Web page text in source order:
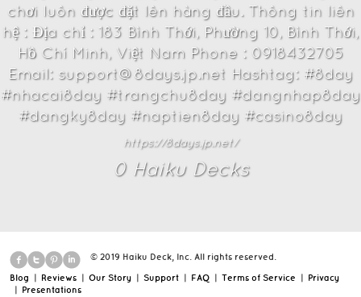
chơi luôn được đặt lên hàng đầu. Thông tin liên
hệ : Địa chỉ : 183 Bình Thới, Phường 10, Bình Thới,
Hồ Chí Minh, Việt Nam Phone : 0918432705
Email: support@8days.jp.net Hashtag: #8day
#nhacai8day #trangchu8day #dangnhap8day
#dangky8day #naptien8day #casino8day
https://8days.jp.net/
0Haiku Decks
© 2019 Haiku Deck, Inc. All rights reserved.
Blog | Reviews | Our Story | Support | FAQ | Terms of Service | Privacy
| Presentations